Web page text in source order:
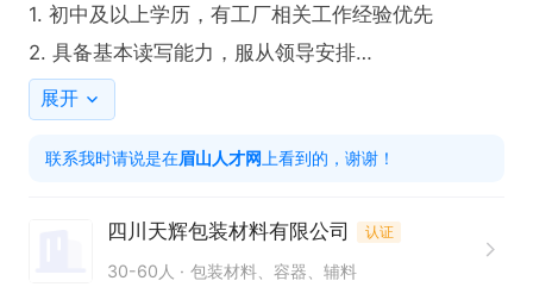
1. 初中及以上学历，有工厂相关工作经验优先
2. 具备基本读写能力，服从领导安排
3. 工作细致，责任心强
4.上班时间8点到6点，免费工作餐
展开
联系我时请说是在眉山人才网 上看到的，谢谢！
四川天辉包装材料有限公司 认证
30-60人 包装材料、容器、辅料